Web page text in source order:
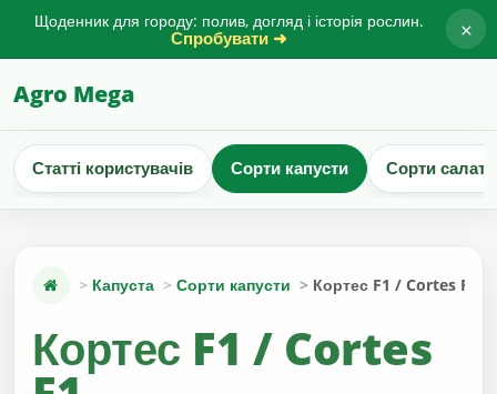
Щоденник для городу: полив, догляд і історія рослин.
Спробувати ➜ ×
Agro Mega
Статті користувачів Сорти капусти Сорти салату
Капуста Сорти капусти Кортес F1 / Cortes F1
Кортес F1 / Cortes